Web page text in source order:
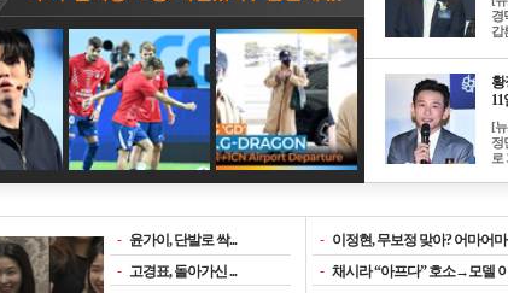
경
갑
황
11
[
정
로
- 윤가이, 단발로 싹...
- 고경표, 돌아가신 ...
- 이정현, 무보정 맞아? 어마어마
- 채시라 “아프다” 호소→모델